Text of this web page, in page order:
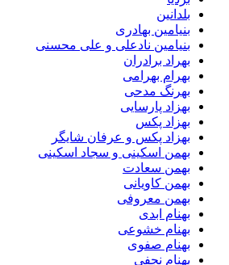
بلدانین
بنیامین بهادری
بنیامین نادعلی و علی محسنی
بهراد برادران
بهرام بهرامی
بهرنگ مدحی
بهزاد پارسایی
بهزاد پکس
بهزاد پکس و عرفان شایگر
بهمن اسکینی و سجاد اسکینی
بهمن سعادت
بهمن کاویانی
بهمن معروفی
بهنام ابدی
بهنام خشوعی
بهنام صفوی
بهنام نجفی